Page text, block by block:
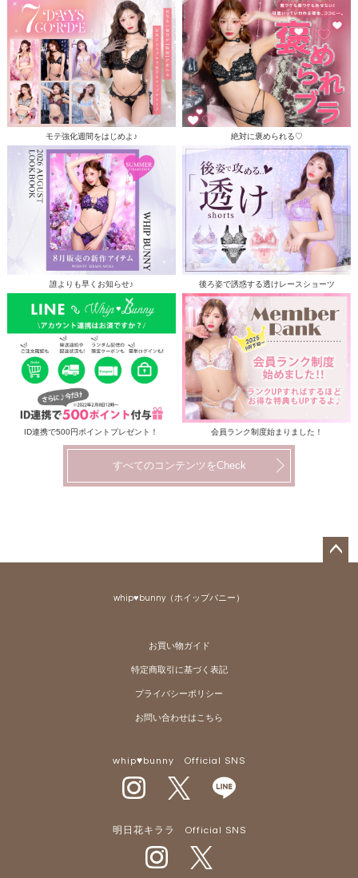
モテ強化週間をはじめよ♪ 絶対に褒められる♡
誰よりも早くお知らせ♪ 後ろ姿で誘惑する透けレースショーツ
ID連携で500円ポイントプレゼント！ 会員ランク制度始まりました！
すべてのコンテンツをCheck
whip♥bunny（ホイップバニー）
お買い物ガイド
特定商取引に基づく表記
プライバシーポリシー
お問い合わせはこちら
whip♥bunny Official SNS
明日花キララ Official SNS